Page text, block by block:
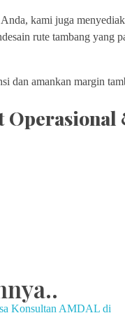
kami juga
rute tambang yang
dan amankan margin